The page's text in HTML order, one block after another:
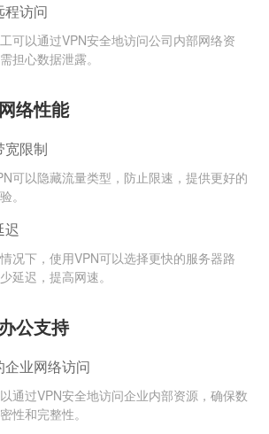
程访问
可以通过VPN安全地访问公司内部网络资
担心数据泄露。
络性能
宽限制
可以隐藏流量类型，防止限速，提供更好的
。
迟
况下，使用VPN可以选择更快的服务器路
延迟，提高网速。
公支持
企业网络访问
通过VPN安全地访问企业内部资源，确保数
性和完整性。